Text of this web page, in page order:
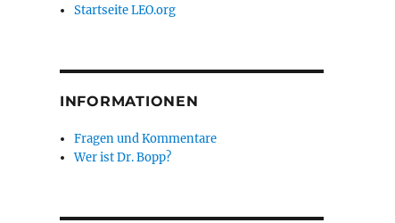
Startseite LEO.org
INFORMATIONEN
Fragen und Kommentare
Wer ist Dr. Bopp?